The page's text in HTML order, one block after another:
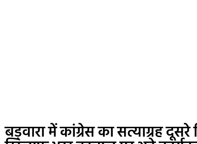
बड़वारा में कांग्रेस का सत्याग्रह